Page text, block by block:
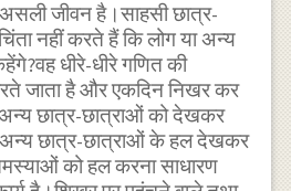
असली जीवन है।साहसी छात्र-
नहीं करते हैं कि लोग या अन्य
धीरे-धीरे गणित की
जाता है और एकदिन निखर कर
छात्र-छात्राओं को देखकर
अन्य छात्र-छात्राओं के हल देखकर
को हल करना साधारण